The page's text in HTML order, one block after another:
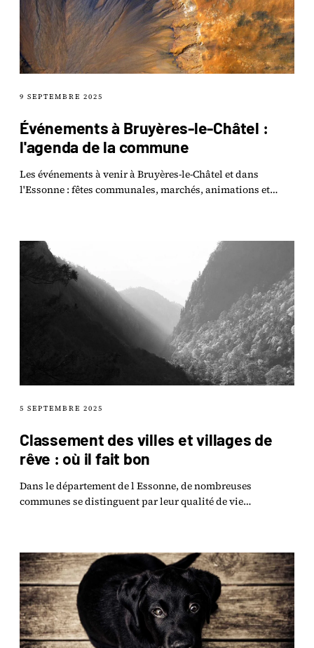
9 SEPTEMBRE 2025
Événements à Bruyères-le-Châtel :
l'agenda de la commune
Les événements à venir à Bruyères-le-Châtel et dans
l'Essonne : fêtes communales, marchés, animations et
5 SEPTEMBRE 2025
Classement des villes et villages de
rêve : où il fait bon
Dans le département de l Essonne, de nombreuses
communes se distinguent par leur qualité de vie